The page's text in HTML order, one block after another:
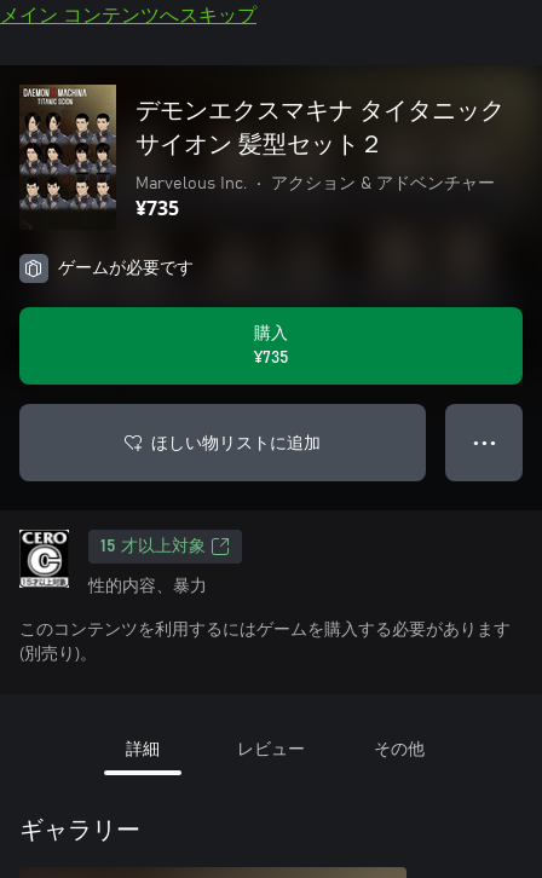
メイン コンテンツへスキップ
デモンエクスマキナ タイタニック
サイオン 髪型セット２
Marvelous Inc. • アクション & アドベンチャー
¥735
ゲームが必要です
購入
¥735
ほしい物リストに追加 ● ● ●
15 才以上対象
性的内容、暴力
このコンテンツを利用するにはゲームを購入する必要があります
(別売り)。
詳細 レビュー その他
ギャラリー